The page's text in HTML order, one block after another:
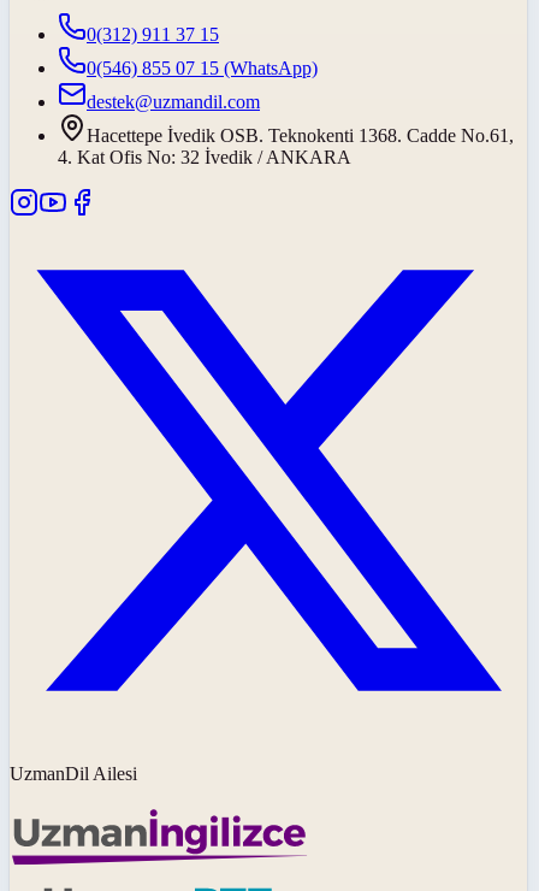
0(312) 911 37 15
0(546) 855 07 15 (WhatsApp)
destek@uzmandil.com
Hacettepe İvedik OSB. Teknokenti 1368. Cadde No.61,
4. Kat Ofis No: 32 İvedik / ANKARA
UzmanDil Ailesi